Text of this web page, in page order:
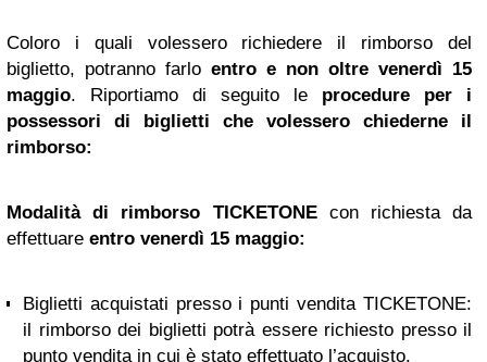
Coloro i quali volessero richiedere il rimborso del
biglietto, potranno farlo entro e non oltre venerdì 15
maggio. Riportiamo di seguito le procedure per i
possessori di biglietti che volessero chiederne il
rimborso:
Modalità di rimborso TICKETONE con richiesta da
effettuare entro venerdì 15 maggio:
Biglietti acquistati presso i punti vendita TICKETONE:
il rimborso dei biglietti potrà essere richiesto presso il
punto vendita in cui è stato effettuato l’acquisto.